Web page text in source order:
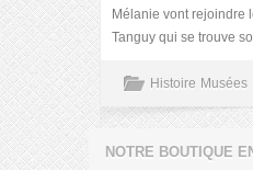
Mélanie vont rejoindre
Tanguy qui se trouve
Histoire Musées
NOTRE BOUTIQUE